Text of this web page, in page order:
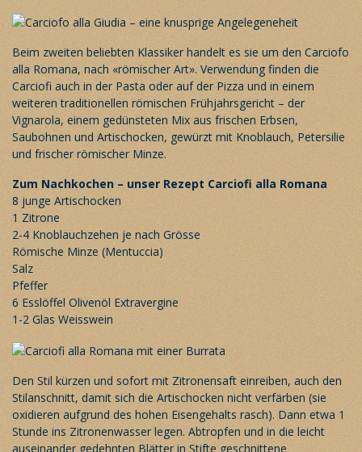
Beim zweiten beliebten Klassiker handelt es sie um den Carciofo
alla Romana, nach «römischer Art». Verwendung finden die
Carciofi auch in der Pasta oder auf der Pizza und in einem
weiteren traditionellen römischen Frühjahrsgericht – der
Vignarola, einem gedünsteten Mix aus frischen Erbsen,
Saubohnen und Artischocken, gewürzt mit Knoblauch, Petersilie
und frischer römischer Minze.
Zum Nachkochen – unser Rezept Carciofi alla Romana
8 junge Artischocken
1 Zitrone
2-4 Knoblauchzehen je nach Grösse
Römische Minze (Mentuccia)
Salz
Pfeffer
6 Esslöffel Olivenöl Extravergine
1-2 Glas Weisswein
Den Stil kürzen und sofort mit Zitronensaft einreiben, auch den
Stilanschnitt, damit sich die Artischocken nicht verfärben (sie
oxidieren aufgrund des hohen Eisengehalts rasch). Dann etwa 1
Stunde ins Zitronenwasser legen. Abtropfen und in die leicht
auseinander gedehnten Blätter in Stifte geschnittene